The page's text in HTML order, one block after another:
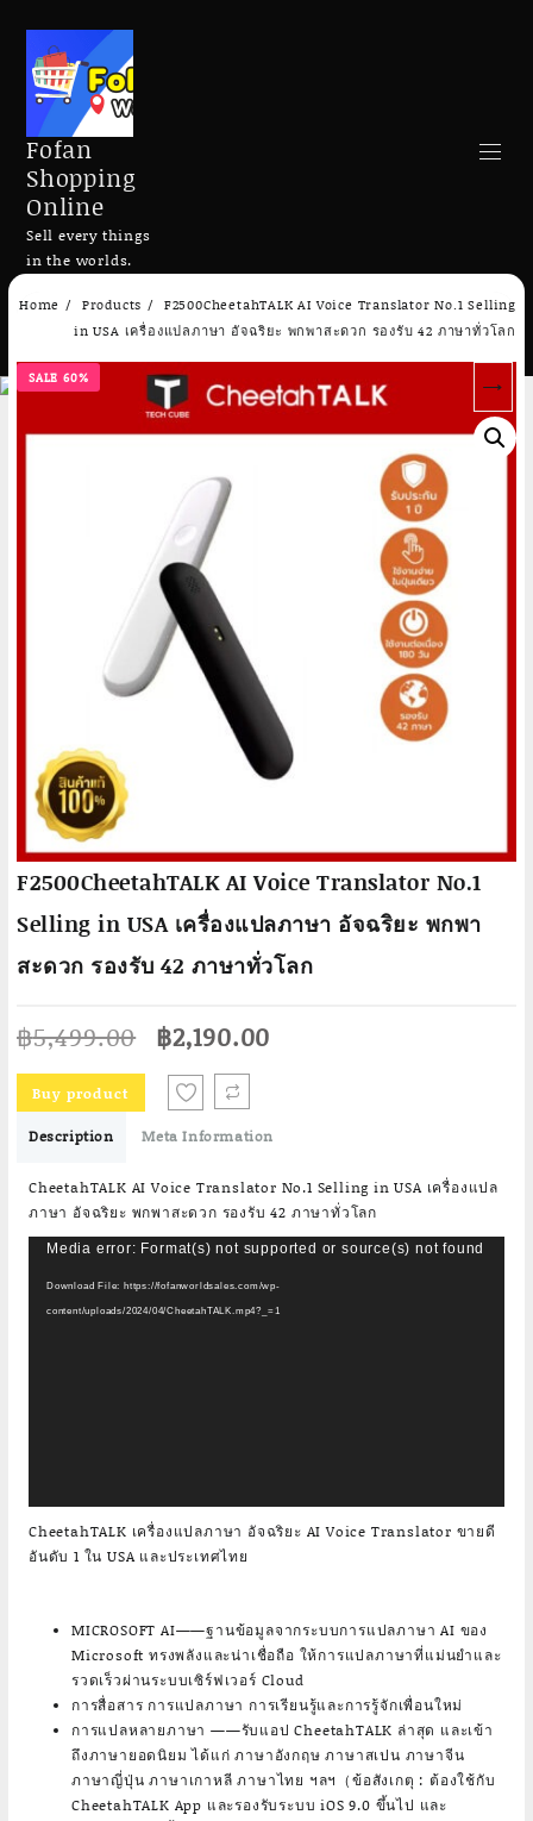
Skip
Fofan
Shopping
Online
Sell every things
in the worlds.
Search
Home Products
F2500CheetahTALK AI Voice Translator No.1 Selling
in USA เครื่องแปลภาษา อัจฉริยะ พกพาสะดวก รองรับ 42 ภาษาทั่วโลก
SALE 60% →
F2500CheetahTALK AI Voice Translator No.1
Selling in USA เครื่องแปลภาษา อัจฉริยะ พกพา
สะดวก รองรับ 42 ภาษาทั่วโลก
฿5,499.00 Original
price
was:
฿5,499.00.
฿2,190.00
Buy product
Description Meta Information
CheetahTALK AI Voice Translator No.1 Selling in USA เครื่องแปล
ภาษา อัจฉริยะ พกพาสะดวก รองรับ 42 ภาษาทั่วโลก
Video
Media error: Format(s) not supported or source(s) not found
Download File: https://fofanworldsales.com/wp-
content/uploads/2024/04/CheetahTALK.mp4?_=1
CheetahTALK เครื่องแปลภาษา อัจฉริยะ AI Voice Translator ขายดี
อันดับ 1 ใน USA และประเทศไทย
MICROSOFT AI­——ฐานข้อมูลจากระบบการแปลภาษา AI ของ
Microsoft ทรงพลังและน่าเชื่อถือ ให้การแปลภาษาที่แม่นยำและ
รวดเร็วผ่านระบบเซิร์ฟเวอร์ Cloud
การสื่อสาร การแปลภาษา การเรียนรู้และการรู้จักเพื่อนใหม่
การแปลหลายภาษา ——รับแอป CheetahTALK ล่าสุด และเข้า
ถึงภาษายอดนิยม ได้แก่ ภาษาอังกฤษ ภาษาสเปน ภาษาจีน
ภาษาญี่ปุ่น ภาษาเกาหลี ภาษาไทย ฯลฯ（ข้อสังเกตุ : ต้องใช้กับ
CheetahTALK App และรองรับระบบ iOS 9.0 ขึ้นไป และ
Add to cart